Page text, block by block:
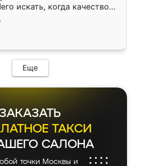
искать, когда качеством
Служит кухня уже почти
нет.
Еще
ЗАКАЗАТЬ
ТАКСИ
САЛОНА
точки Москвы и